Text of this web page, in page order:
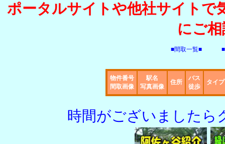
ポータルサイトや他社サイトで
にご
■間取一覧■
物件番号
間取画像
駅名
写真画像
住所
バス
徒歩
タイプ
時間がございましたら